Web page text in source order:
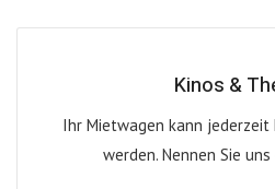
Kinos &
Ihr Mietwagen kann
werden. Nennen Sie